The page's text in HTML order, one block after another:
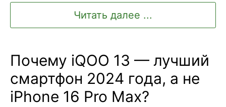
Читать далее ...
Почему iQOO 13 — лучший
смартфон 2024 года, а не
iPhone 16 Pro Max?